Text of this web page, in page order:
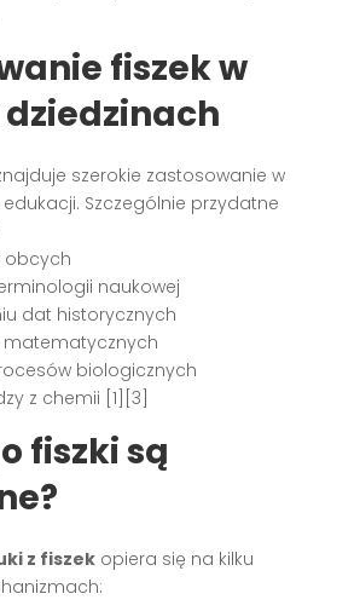
fiszek w
szerokie zastosowanie w
Szczególnie przydatne
obcych
naukowej
dat historycznych
matematycznych
biologicznych
z chemii [1][3]
fiszki są
z fiszek opiera się na kilku